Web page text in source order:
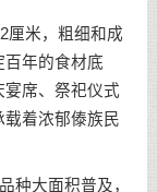
米，粗细和成
年的食材底
席、祭祀仪式
着浓郁傣族民
大面积普及，